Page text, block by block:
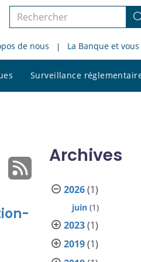
Rechercher
le
site
de nous La Banque et vous
Surveillance
Archives
2026(1)
juin (1)
2023(1)
2019(1)